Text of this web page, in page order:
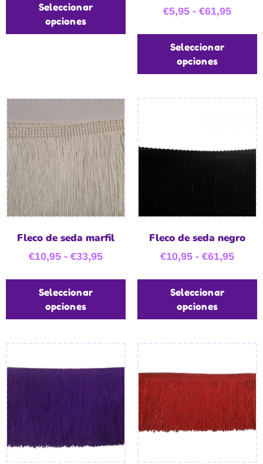
Seleccionar
opciones
€5,95 - €61,95
Seleccionar
opciones
Fleco de seda marfil
€10,95 - €33,95
Seleccionar
opciones
Fleco de seda negro
€10,95 - €61,95
Seleccionar
opciones